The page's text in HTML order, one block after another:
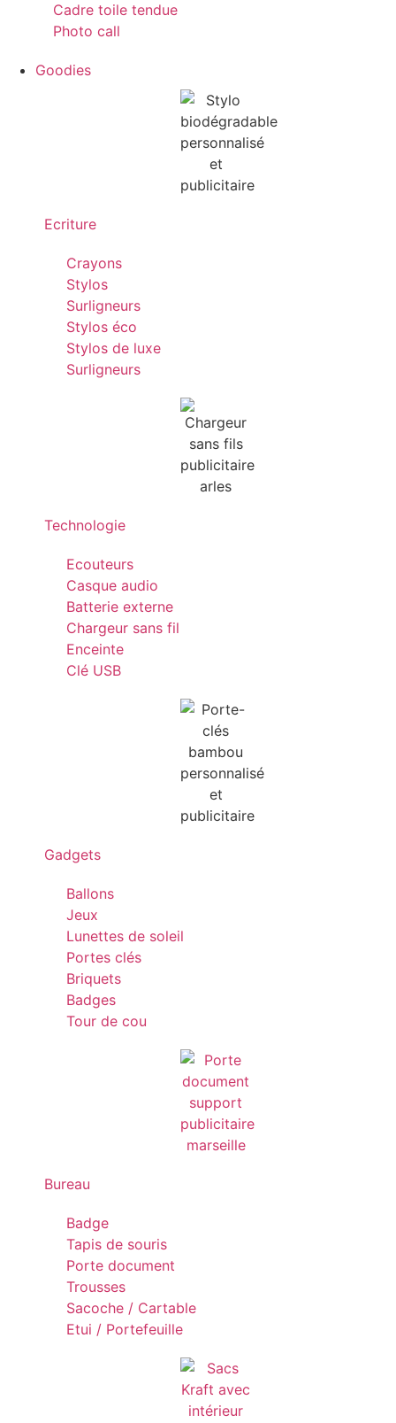
Cadre toile tendue
Photo call
Goodies
Ecriture
Crayons
Stylos
Surligneurs
Stylos éco
Stylos de luxe
Surligneurs
Technologie
Ecouteurs
Casque audio
Batterie externe
Chargeur sans fil
Enceinte
Clé USB
Gadgets
Ballons
Jeux
Lunettes de soleil
Portes clés
Briquets
Badges
Tour de cou
Bureau
Badge
Tapis de souris
Porte document
Trousses
Sacoche / Cartable
Etui / Portefeuille